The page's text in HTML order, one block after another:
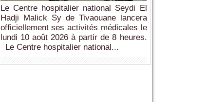
Le Centre hospitalier national Seydi El
Hadji Malick Sy de Tivaouane lancera
officiellement ses activités médicales le
lundi 10 août 2026 à partir de 8 heures.
Le Centre hospitalier national...